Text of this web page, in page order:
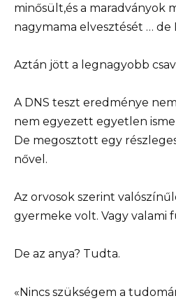
minősült,és a maradványok
nagymama elvesztését … de
Aztán jött a legnagyobb
A DNS teszt eredménye
nem egyezett egyetlen
De megosztott egy
nővel.
Az orvosok szerint
gyermeke volt. Vagy valami
De az anya? Tudta.
«Nincs szükségem a